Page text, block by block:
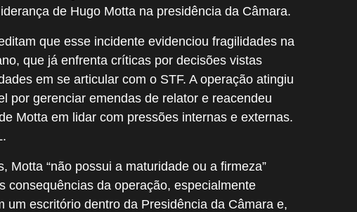
de Hugo Motta na presidência da Câmara.
que esse incidente evidenciou fragilidades na
que já enfrenta críticas por decisões vistas
em se articular com o STF. A operação atingiu
por gerenciar emendas de relator e reacendeu
Motta em lidar com pressões internas e externas.
Motta “não possui a maturidade ou a firmeza”
consequências da operação, especialmente
um escritório dentro da Presidência da Câmara e,